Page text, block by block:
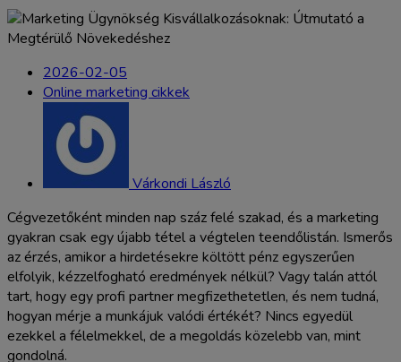
2026-02-05
Online marketing cikkek
Várkondi László
Cégvezetőként minden nap száz felé szakad, és a marketing
gyakran csak egy újabb tétel a végtelen teendőlistán. Ismerős
az érzés, amikor a hirdetésekre költött pénz egyszerűen
elfolyik, kézzelfogható eredmények nélkül? Vagy talán attól
tart, hogy egy profi partner megfizethetetlen, és nem tudná,
hogyan mérje a munkájuk valódi értékét? Nincs egyedül
ezekkel a félelmekkel, de a megoldás közelebb van, mint
gondolná.